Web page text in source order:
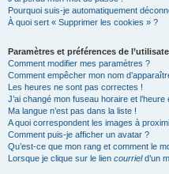
Pourquoi suis-je automatiquement
À quoi sert « Supprimer les cookies » ?
Paramètres et préférences de
Comment modifier mes paramètres ?
Comment empêcher mon nom
Les heures ne sont pas correctes !
J’ai changé mon fuseau horaire et
Ma langue n’est pas dans la liste !
A quoi correspondent les images à
Comment puis-je afficher un avatar ?
Qu’est-ce que mon rang et comment le
Lorsque je clique sur le lien courrield’un